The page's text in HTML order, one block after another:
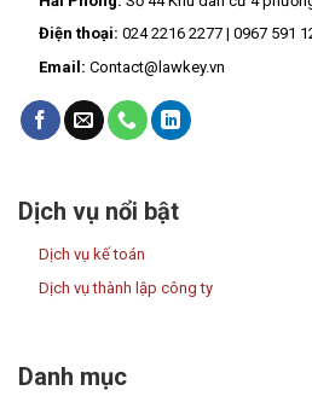
Điện thoại: 024 2216 2277 | 0967 591
Email: Contact@lawkey.vn
Dịch vụ nổi bật
Dịch vụ kế toán
Dịch vụ thành lập công ty
Danh mục